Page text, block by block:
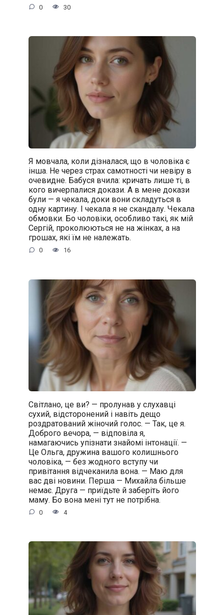
0 30
Я мовчала, коли дізналася, що в чоловіка є
інша. Не через страх самотності чи невіру в
очевидне. Бабуся вчила: кричать лише ті, в
кого вичерпалися докази. А в мене докази
були — я чекала, доки вони складуться в
одну картину. І чекала я не скандалу. Чекала
обмовки. Бо чоловіки, особливо такі, як мій
Сергій, проколюються не на жінках, а на
грошах, які їм не належать.
0 16
Світлано, це ви? — пролунав у слухавці
сухий, відсторонений і навіть дещо
роздратований жіночий голос. — Так, це я.
Доброго вечора, — відповіла я,
намагаючись упізнати знайомі інтонації. —
Це Ольга, дружина вашого колишнього
чоловіка, — без жодного вступу чи
привітання відчеканила вона. — Маю для
вас дві новини. Перша — Михайла більше
немає. Друга — приїдьте й заберіть його
маму. Бо вона мені тут не потрібна.
0 4